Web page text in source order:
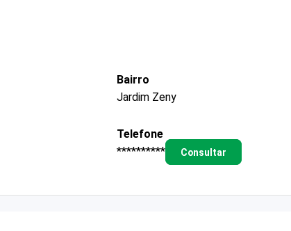
Bairro
Jardim Zeny
Telefone
**********
Consultar